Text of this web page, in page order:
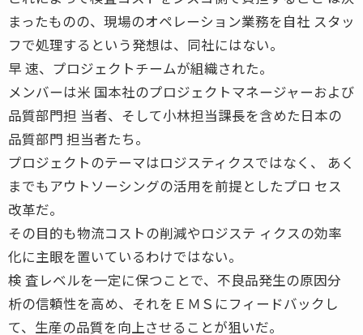
まったものの、現場のオペレーション業務を自社 スタッ
フで処理するという発想は、同社にはない。
早 速、プロジェクトチームが組織された。
メンバーは米 国本社のプロジェクトマネージャーおよび
品質部門担 当者、そして小林担当課長を含めた日本の
品質部門 担当者たち。
プロジェクトのテーマはロジスティクスではなく、 あく
までもアウトソーシングの活用を前提としたプロ セス
改革だ。
その目的も物流コストの削減やロジステ ィクスの効率
化に主眼を置いているわけではない。
検 査レベルを一定に保つことで、不良品発生の原因分
析の信頼性を高め、それをＥＭＳにフィードバックし
て、生産の品質を向上させることが狙いだ。